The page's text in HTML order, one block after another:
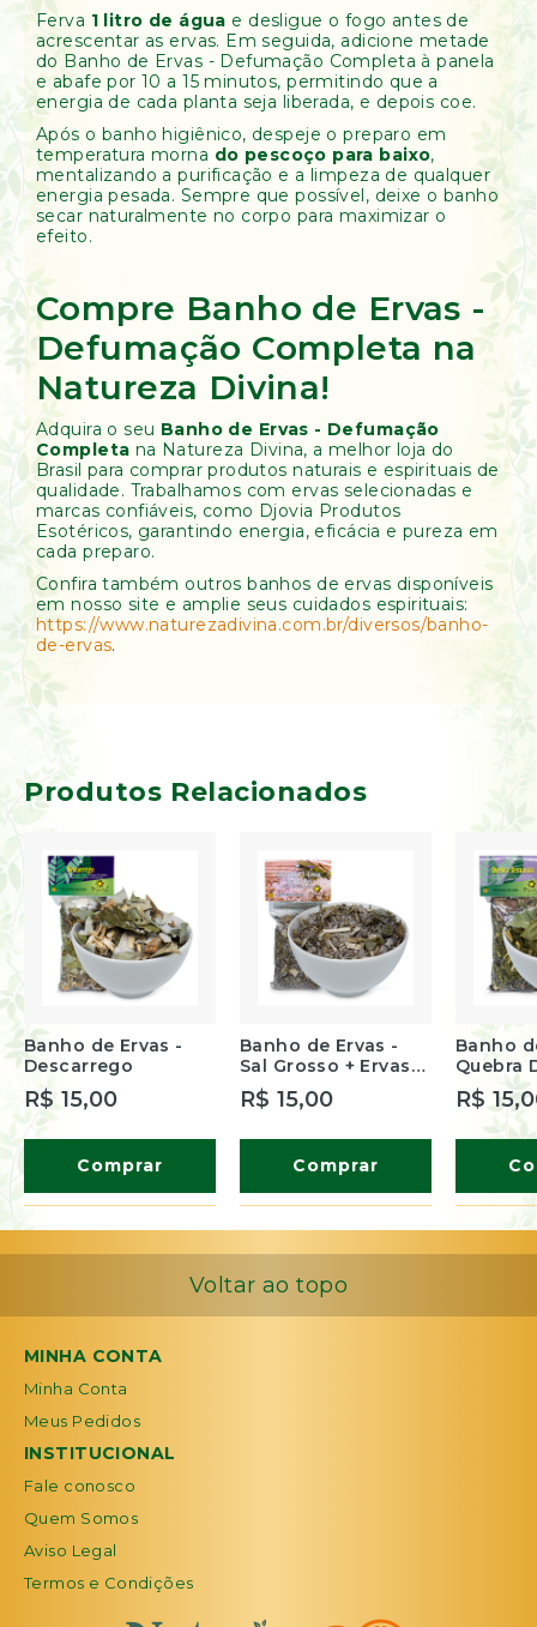
Ferva 1 litro de água e desligue o fogo antes de
acrescentar as ervas. Em seguida, adicione metade
do Banho de Ervas - Defumação Completa à panela
e abafe por 10 a 15 minutos, permitindo que a
energia de cada planta seja liberada, e depois coe.
Após o banho higiênico, despeje o preparo em
temperatura morna do pescoço para baixo,
mentalizando a purificação e a limpeza de qualquer
energia pesada. Sempre que possível, deixe o banho
secar naturalmente no corpo para maximizar o
efeito.
Compre Banho de Ervas -
Defumação Completa na
Natureza Divina!
Adquira o seu Banho de Ervas - Defumação
Completa na Natureza Divina, a melhor loja do
Brasil para comprar produtos naturais e espirituais de
qualidade. Trabalhamos com ervas selecionadas e
marcas confiáveis, como Djovia Produtos
Esotéricos, garantindo energia, eficácia e pureza em
cada preparo.
Confira também outros banhos de ervas disponíveis
em nosso site e amplie seus cuidados espirituais:
https://www.naturezadivina.com.br/diversos/banho-
de-ervas.
Produtos Relacionados
Banho de Ervas -
Descarrego
R$ 15,00
Comprar
Banho de Ervas -
Sal Grosso + Ervas
Escalda-Pés
R$ 15,00
Comprar
Banho
Quebra
R$
Voltar ao topo
MINHA CONTA
Minha Conta
Meus Pedidos
INSTITUCIONAL
Fale conosco
Quem Somos
Aviso Legal
Termos e Condições